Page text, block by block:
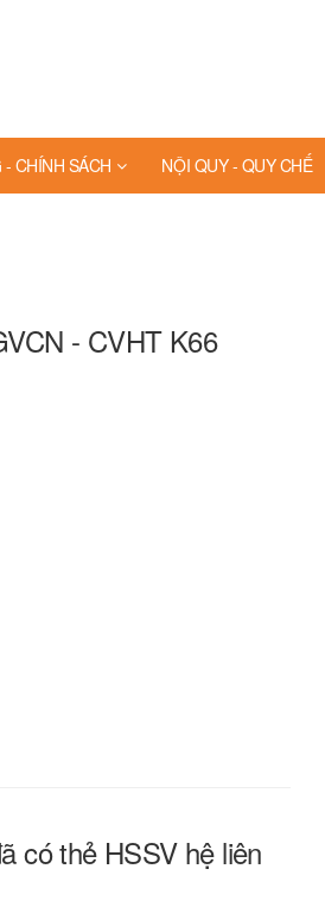
CHÍNH SÁCH NỘI QUY - QUY CHẾ
- CVHT K66
có thẻ HSSV hệ liên